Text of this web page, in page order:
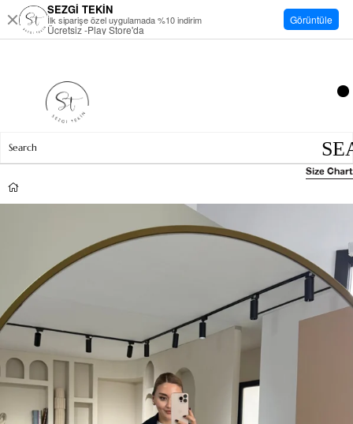
Size Chart
SEZGİ TEKİN
İlk siparişe özel uygulamada %10 indirim
Ücretsiz -Play Store'da
Görüntüle